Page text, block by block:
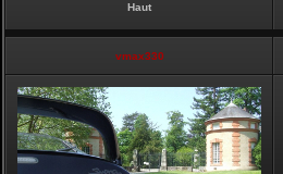
Haut
vmax330